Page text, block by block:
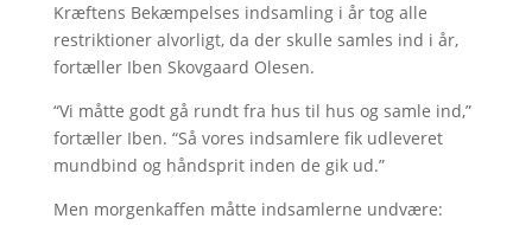
Kræftens Bekæmpelses indsamling i år tog alle
restriktioner alvorligt, da der skulle samles ind i år,
fortæller Iben Skovgaard Olesen.
“Vi måtte godt gå rundt fra hus til hus og samle ind,”
fortæller Iben. “Så vores indsamlere fik udleveret
mundbind og håndsprit inden de gik ud.”
Men morgenkaffen måtte indsamlerne undvære: